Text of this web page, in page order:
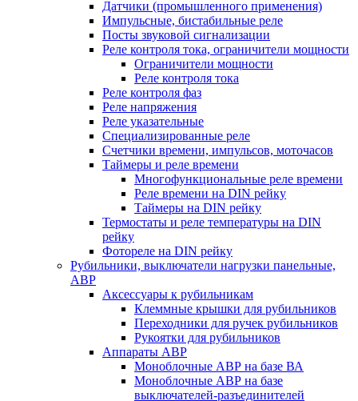
Датчики (промышленного применения)
Импульсные, бистабильные реле
Посты звуковой сигнализации
Реле контроля тока, ограничители мощности
Ограничители мощности
Реле контроля тока
Реле контроля фаз
Реле напряжения
Реле указательные
Специализированные реле
Счетчики времени, импульсов, моточасов
Таймеры и реле времени
Многофункциональные реле времени
Реле времени на DIN рейку
Таймеры на DIN рейку
Термостаты и реле температуры на DIN
рейку
Фотореле на DIN рейку
Рубильники, выключатели нагрузки панельные,
АВР
Аксессуары к рубильникам
Клеммные крышки для рубильников
Переходники для ручек рубильников
Рукоятки для рубильников
Аппараты АВР
Моноблочные АВР на базе ВА
Моноблочные АВР на базе
выключателей-разъединителей